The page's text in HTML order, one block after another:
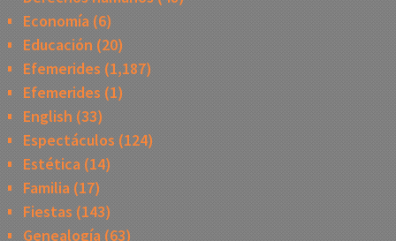
Economía(6)
Educación (20)
Efemerides (1,187)
Efemerides (1)
English (33)
Espectáculos (124)
Estética(14)
Familia(17)
Fiestas (143)
Genealogía(63)